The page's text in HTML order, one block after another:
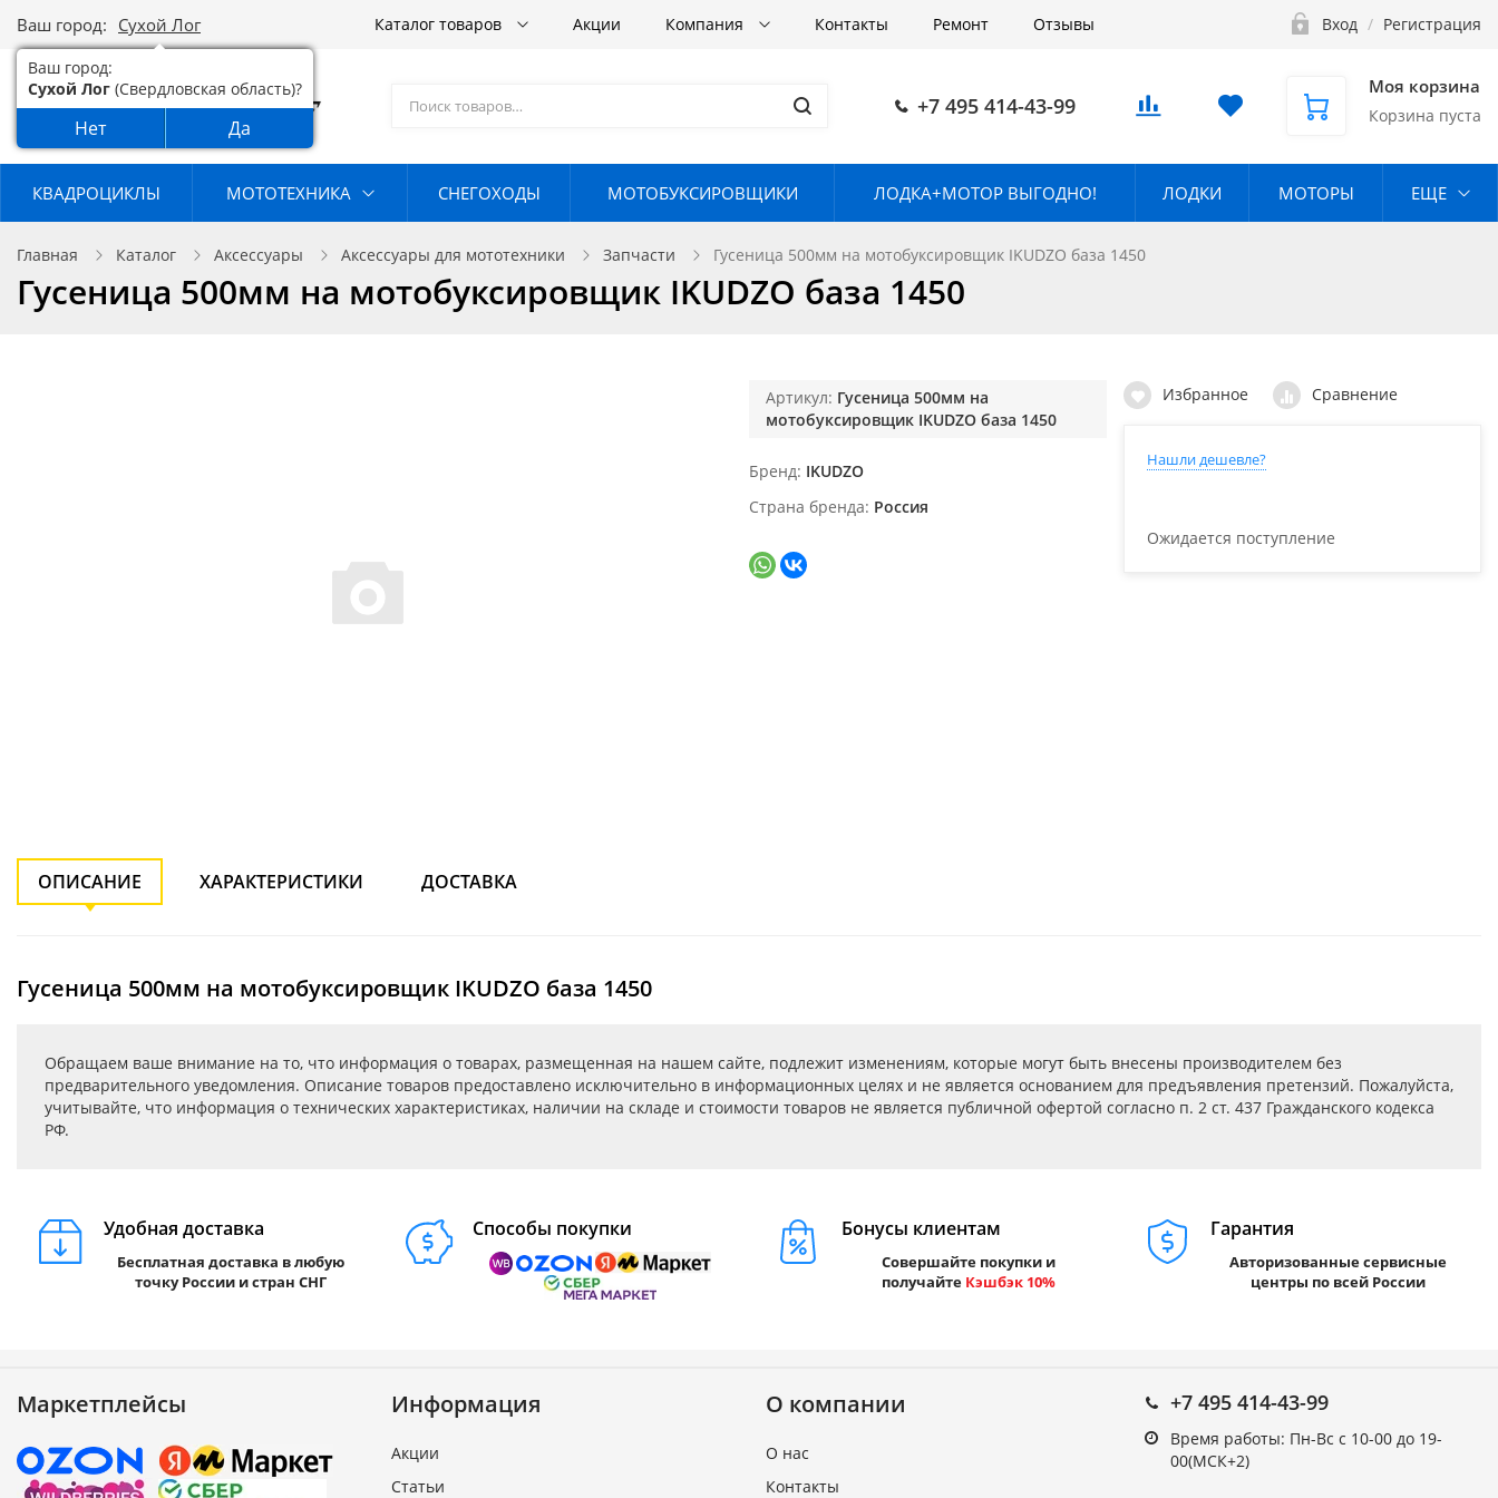
Ваш город: Сухой Лог
Ваш город:
Сухой Лог (Свердловская область)?
Нет Да
Каталог товаров Акции Компания Контакты Ремонт Отзывы Вход / Регистрация
+7 495 414-43-99
Моя корзина
Корзина пуста
КВАДРОЦИКЛЫ МОТОТЕХНИКА СНЕГОХОДЫ МОТОБУКСИРОВЩИКИ ЛОДКА+МОТОР ВЫГОДНО! ЛОДКИ МОТОРЫ ЕЩЕ
Главная Каталог Аксессуары Аксессуары для мототехники Запчасти Гусеница 500мм на мотобуксировщик IKUDZO база 1450
Гусеница 500мм на мотобуксировщик IKUDZO база 1450
Артикул: Гусеница 500мм на
мотобуксировщик IKUDZO база 1450
Бренд IKUDZO
Страна бренда Россия
Избранное Сравнение
Нашли дешевле?
Ожидается поступление
ОПИСАНИЕ ХАРАКТЕРИСТИКИ ДОСТАВКА
Гусеница 500мм на мотобуксировщик IKUDZO база 1450
Обращаем ваше внимание на то, что информация о товарах, размещенная на нашем сайте, подлежит изменениям, которые могут быть внесены производителем без
предварительного уведомления. Описание товаров предоставлено исключительно в информационных целях и не является основанием для предъявления претензий. Пожалуйста,
учитывайте, что информация о технических характеристиках, наличии на складе и стоимости товаров не является публичной офертой согласно п. 2 ст. 437 Гражданского кодекса
РФ.
Удобная доставка
Бесплатная доставка в любую
точку России и стран СНГ
Способы покупки Бонусы клиентам
Совершайте покупки и
получайте Кэшбэк 10%
Гарантия
Авторизованные сервисные
центры по всей России
Маркетплейсы Информация
Акции
Статьи
О компании
О нас
Контакты
+7 495 414-43-99
Время работы: Пн-Вс с 10-00 до 19-
00(МСК+2)